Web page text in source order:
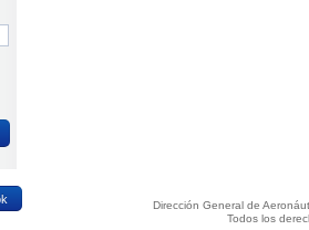
Dirección General de
Todos los